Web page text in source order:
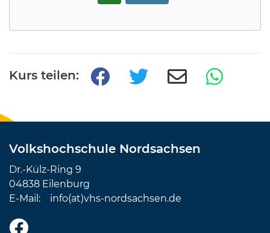
Kurs teilen:
Volkshochschule Nordsachsen
Dr.-Külz-Ring 9
04838 Eilenburg
E-Mail: info(at)vhs-nordsachsen.de